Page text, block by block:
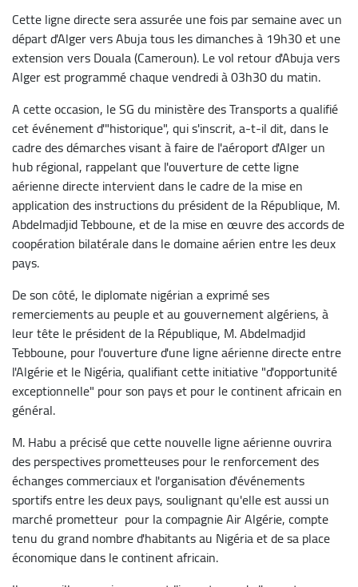
Cette ligne directe sera assurée une fois par semaine avec un
départ d'Alger vers Abuja tous les dimanches à 19h30 et une
extension vers Douala (Cameroun). Le vol retour d'Abuja vers
Alger est programmé chaque vendredi à 03h30 du matin.
A cette occasion, le SG du ministère des Transports a qualifié
cet événement d'"historique", qui s'inscrit, a-t-il dit, dans le
cadre des démarches visant à faire de l'aéroport d'Alger un
hub régional, rappelant que l'ouverture de cette ligne
aérienne directe intervient dans le cadre de la mise en
application des instructions du président de la République, M.
Abdelmadjid Tebboune, et de la mise en œuvre des accords de
coopération bilatérale dans le domaine aérien entre les deux
pays.
De son côté, le diplomate nigérian a exprimé ses
remerciements au peuple et au gouvernement algériens, à
leur tête le président de la République, M. Abdelmadjid
Tebboune, pour l'ouverture d'une ligne aérienne directe entre
l'Algérie et le Nigéria, qualifiant cette initiative "d'opportunité
exceptionnelle" pour son pays et pour le continent africain en
général.
M. Habu a précisé que cette nouvelle ligne aérienne ouvrira
des perspectives prometteuses pour le renforcement des
échanges commerciaux et l'organisation d'événements
sportifs entre les deux pays, soulignant qu'elle est aussi un
marché prometteur pour la compagnie Air Algérie, compte
tenu du grand nombre d'habitants au Nigéria et de sa place
économique dans le continent africain.